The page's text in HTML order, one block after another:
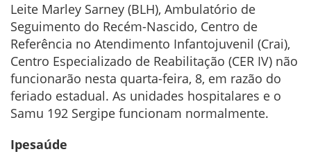
Leite Marley Sarney (BLH), Ambulatório de
Seguimento do Recém-Nascido, Centro de
Referência no Atendimento Infantojuvenil (Crai),
Centro Especializado de Reabilitação (CER IV) não
funcionarão nesta quarta-feira, 8, em razão do
feriado estadual. As unidades hospitalares e o
Samu 192 Sergipe funcionam normalmente.
Ipesaúde